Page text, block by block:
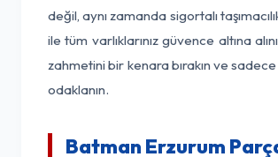
değil, aynı zamanda sigortalı
ile tüm varlıklarınız güvence altına
zahmetini bir kenara bırakın ve
odaklanın.
Batman Erzurum